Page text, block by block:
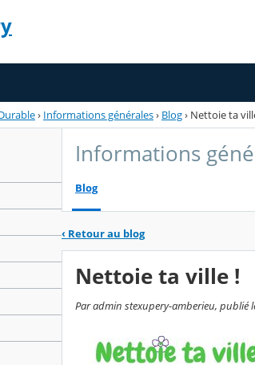
› Informations générales› Blog› Nettoie ta
Informations
Blog
‹ Retour au blog
Nettoie ta ville !
Par admin stexupery-amberieu, publié